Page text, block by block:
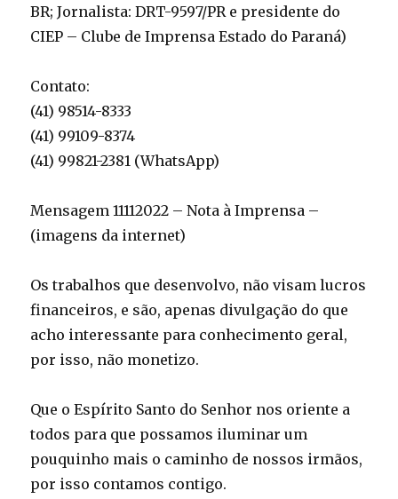
BR; Jornalista: DRT-9597/PR e presidente do
CIEP – Clube de Imprensa Estado do Paraná)
Contato:
(41) 98514-8333
(41) 99109-8374
(41) 99821-2381 (WhatsApp)
Mensagem 11112022 – Nota à Imprensa –
(imagens da internet)
Os trabalhos que desenvolvo, não visam lucros
financeiros, e são, apenas divulgação do que
acho interessante para conhecimento geral,
por isso, não monetizo.
Que o Espírito Santo do Senhor nos oriente a
todos para que possamos iluminar um
pouquinho mais o caminho de nossos irmãos,
por isso contamos contigo.